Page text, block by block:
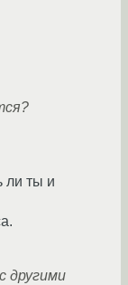
ли ты и
другими